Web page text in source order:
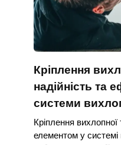
Кріплення
надійність та
системи
Кріплення
елементом у